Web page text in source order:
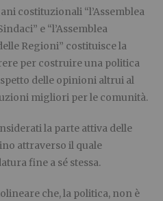
costituzionali “l’Assemblea
e “l’Assemblea
Regioni” costituisce la
per costruire una politica
delle opinioni altrui al
migliori per le comunità.
la parte attiva delle
attraverso il quale
fine a sé stessa.
che, la politica, non è